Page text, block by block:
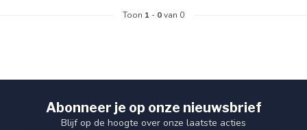
Toon 1 - 0van 0
Abonneer je op onze nieuwsbrief
Blijf op de hoogte over onze laatste acties